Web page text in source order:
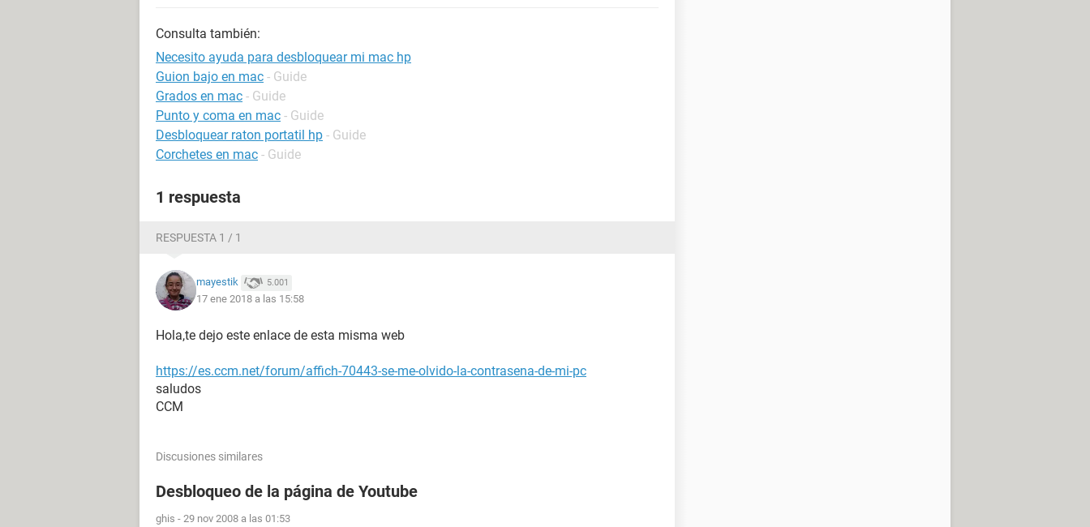
Consulta también:
Necesito ayuda para desbloquear mi mac hp
Guion bajo en mac - Guide
Grados en mac - Guide
Punto y coma en mac - Guide
Desbloquear raton portatil hp - Guide
Corchetes en mac - Guide
1 respuesta
RESPUESTA 1 / 1
mayestik 5.001
17 ene 2018 a las 15:58
Hola,te dejo este enlace de esta misma web
https://es.ccm.net/forum/affich-70443-se-me-olvido-la-contrasena-de-mi-pc
saludos
CCM
Discusiones similares
Desbloqueo de la página de Youtube
ghis - 29 nov 2008 a las 01:53